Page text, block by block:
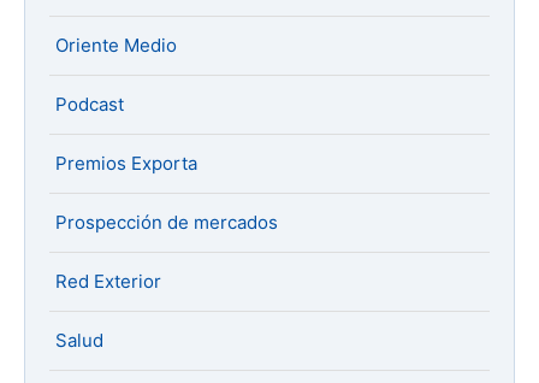
Oriente Medio
Podcast
Premios Exporta
Prospección de mercados
Red Exterior
Salud